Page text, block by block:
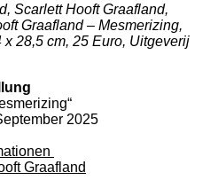
Scarlett Hooft Graafland,
Graafland – Mesmerizing,
28,5 cm, 25 Euro, Uitgeverij
2025
Graafland